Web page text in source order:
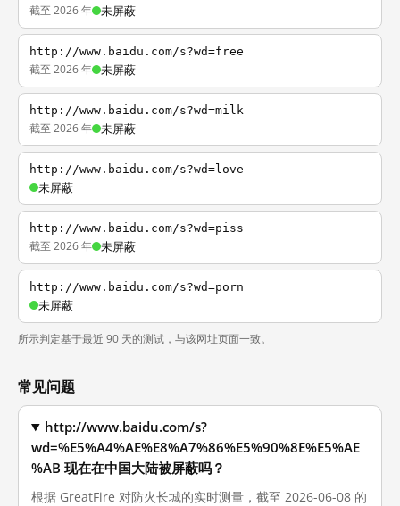
截至 2026 年 未屏蔽
http://www.baidu.com/s?wd=free
截至 2026 年 未屏蔽
http://www.baidu.com/s?wd=milk
截至 2026 年 未屏蔽
http://www.baidu.com/s?wd=love
未屏蔽
http://www.baidu.com/s?wd=piss
截至 2026 年 未屏蔽
http://www.baidu.com/s?wd=porn
未屏蔽
所示判定基于最近 90 天的测试，与该网址页面一致。
常见问题
http://www.baidu.com/s?
wd=%E5%A4%AE%E8%A7%86%E5%90%8E%E5%AE
%AB 现在在中国大陆被屏蔽吗？
根据 GreatFire 对防火长城的实时测量，截至 2026-06-08 的